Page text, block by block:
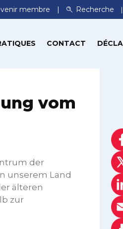
membre Recherche
CONTACT
vom
der
unserem Land
älteren
zur